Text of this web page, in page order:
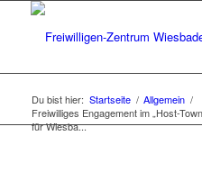
Du bist hier: Startseite / Allgemein /
Freiwilliges Engagement im „Host-
für Wiesba...